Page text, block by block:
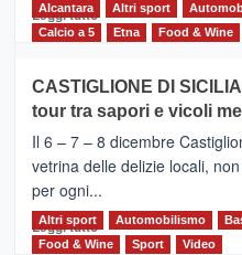
Leggi tutto Leggi
MOIO
ALCANTARA
–
Vivicittà,
alla
scoperta
del
territorio,
Alcantara Altri sport
Calcio a 5
Etna Food & Wine
CASTIGLIONE DI
tour tra sapori e vicoli
Il 6 – 7 – 8 dicembre
vetrina delle delizie locali,
per ogni...
Leggi tuttoLeggi
di
Altri sport Automobilismo
Food & Wine
Sport Video